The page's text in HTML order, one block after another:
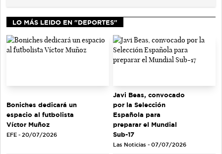
LO MÁS LEIDO EN "DEPORTES"
Boniches dedicará un
espacio al futbolista
Víctor Muñoz
EFE - 20/07/2026
Javi Beas, convocado
por la Selección
Española para
preparar el Mundial
Sub-17
Las Noticias - 07/07/2026